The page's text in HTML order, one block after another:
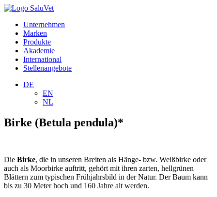
Unternehmen
Marken
Produkte
Akademie
International
Stellenangebote
DE
EN
NL
Birke (Betula pendula)*
Die Birke, die in unseren Breiten als Hänge- bzw. Weißbirke oder
auch als Moorbirke auftritt, gehört mit ihren zarten, hellgrünen
Blättern zum typischen Frühjahrsbild in der Natur. Der Baum kann
bis zu 30 Meter hoch und 160 Jahre alt werden.